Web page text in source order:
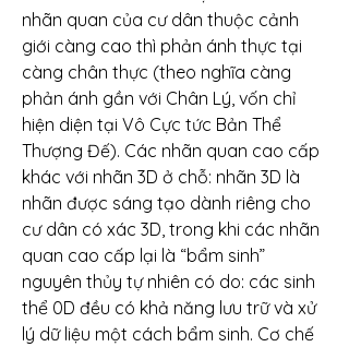
nhãn quan của cư dân thuộc cảnh
giới càng cao thì phản ánh thực tại
càng chân thực (theo nghĩa càng
phản ánh gần với Chân Lý, vốn chỉ
hiện diện tại Vô Cực tức Bản Thể
Thượng Đế). Các nhãn quan cao cấp
khác với nhãn 3D ở chỗ: nhãn 3D là
nhãn được sáng tạo dành riêng cho
cư dân có xác 3D, trong khi các nhãn
quan cao cấp lại là “bẩm sinh”
nguyên thủy tự nhiên có do: các sinh
thể 0D đều có khả năng lưu trữ và xử
lý dữ liệu một cách bẩm sinh. Cơ chế